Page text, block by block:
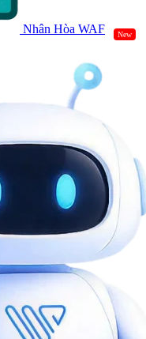
Nhân Hòa WAF New